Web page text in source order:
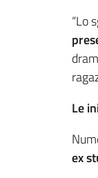
“Lo
Le
ex